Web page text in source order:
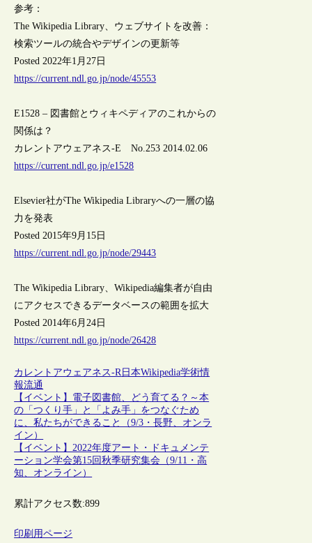
参考：
The Wikipedia Library、ウェブサイトを改善：
検索ツールの統合やデザインの更新等
Posted 2022年1月27日
https://current.ndl.go.jp/node/45553
E1528 – 図書館とウィキペディアのこれからの
関係は？
カレントアウェアネス-E No.253 2014.02.06
https://current.ndl.go.jp/e1528
Elsevier社がThe Wikipedia Libraryへの一層の協
力を発表
Posted 2015年9月15日
https://current.ndl.go.jp/node/29443
The Wikipedia Library、Wikipedia編集者が自由
にアクセスできるデータベースの範囲を拡大
Posted 2014年6月24日
https://current.ndl.go.jp/node/26428
カレントアウェアネス-R日本Wikipedia学術情
報流通
【イベント】電子図書館、どう育てる？～本
の「つくり手」と「よみ手」をつなぐため
に、私たちができること（9/3・長野、オンラ
イン）
【イベント】2022年度アート・ドキュメンテ
ーション学会第15回秋季研究集会（9/11・高
知、オンライン）
累計アクセス数:899
印刷用ページ